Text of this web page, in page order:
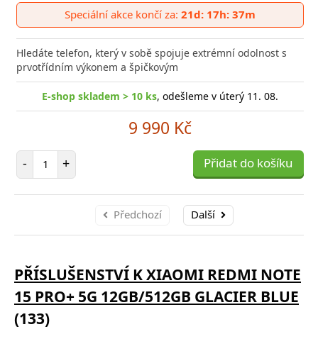
do
Speciální akce končí za: 21d: 17h: 37m
Hledáte telefon, který v sobě spojuje extrémní odolnost s
prvotřídním výkonem a špičkovým
E-shop skladem > 10 ks, odešleme v úterý 11. 08.
9 990 Kč
- Počet položek
+ Přidat do košíku
Předchozí Další
PŘÍSLUŠENSTVÍ K XIAOMI REDMI NOTE
15 PRO+ 5G 12GB/512GB GLACIER BLUE
(133)